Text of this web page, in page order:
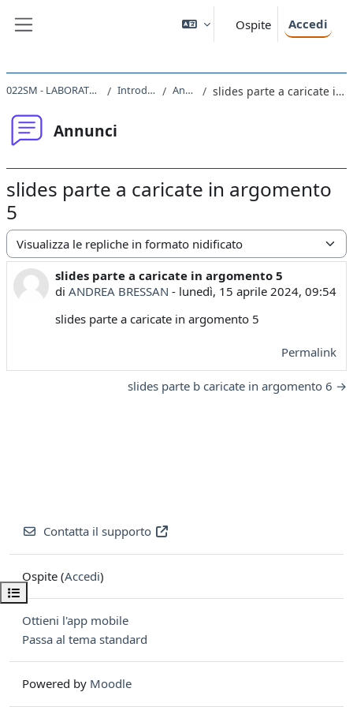
Ospite Accedi
Apri indice del corso
022SM - LABORATORIO I 2023 Introduzione Annunci slides parte a caricate in argomento 5
Annunci
slides parte a caricate in argomento
5
Modalità visualizzazione
slides parte a caricate in argomento 5
di ANDREA BRESSAN - lunedì, 15 aprile 2024, 09:54
Numero di risposte: 0
slides parte a caricate in argomento 5
Permalink
slides parte b caricate in argomento 6 →
Contatta il supporto
Ospite (Accedi)
Ottieni l'app mobile
Passa al tema standard
Powered by Moodle